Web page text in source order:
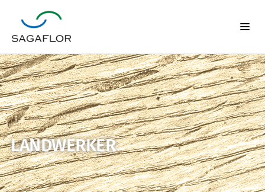
LANDWERKER